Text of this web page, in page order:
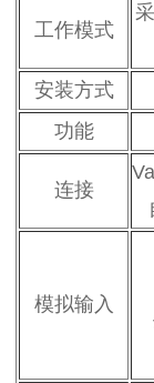
工作模式
安装方式
功能
连接
模拟输入